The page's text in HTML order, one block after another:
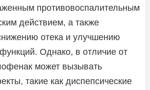
противовоспалительным
действием, а также
отека и улучшению
Однако, в отличие от
может вызывать
такие как диспепсические